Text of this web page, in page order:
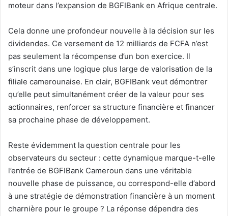
moteur dans l’expansion de BGFIBank en Afrique centrale.
Cela donne une profondeur nouvelle à la décision sur les
dividendes. Ce versement de 12 milliards de FCFA n’est
pas seulement la récompense d’un bon exercice. Il
s’inscrit dans une logique plus large de valorisation de la
filiale camerounaise. En clair, BGFIBank veut démontrer
qu’elle peut simultanément créer de la valeur pour ses
actionnaires, renforcer sa structure financière et financer
sa prochaine phase de développement.
Reste évidemment la question centrale pour les
observateurs du secteur : cette dynamique marque-t-elle
l’entrée de BGFIBank Cameroun dans une véritable
nouvelle phase de puissance, ou correspond-elle d’abord
à une stratégie de démonstration financière à un moment
charnière pour le groupe ? La réponse dépendra des